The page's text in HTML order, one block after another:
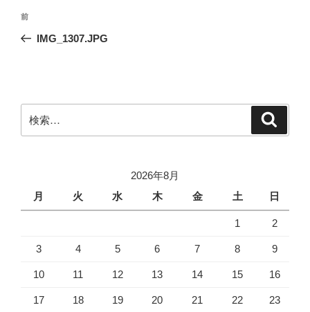
投
ー
シ
前
の
前
IMG_1307.JPG
索:
2026年8月
月
火 水 木 金 土 日
1 2
3 4 5 6 7 8 9
10 11 12 13 14 15 16
17 18 19 20 21 22 23